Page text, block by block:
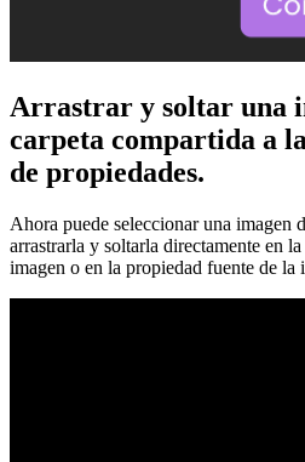
Arrastrar y soltar una
carpeta compartida a
de propiedades.
Ahora puede seleccionar una imagen
arrastrarla y soltarla directamente en
imagen o en la propiedad fuente de la